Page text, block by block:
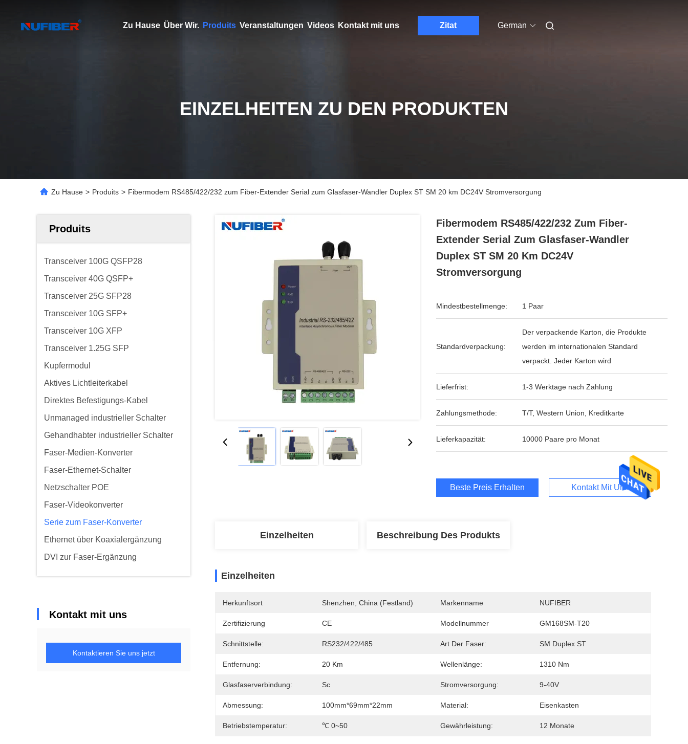
Zu Hause Über Wir. Produits Veranstaltungen Videos Kontakt mit uns Zitat German
EINZELHEITEN ZU DEN PRODUKTEN
Zu Hause > Produits > Fibermodem RS485/422/232 zum Fiber-Extender Serial zum Glasfaser-Wandler Duplex ST SM 20 km DC24V Stromversorgung
Produits
Transceiver 100G QSFP28
Transceiver 40G QSFP+
Transceiver 25G SFP28
Transceiver 10G SFP+
Transceiver 10G XFP
Transceiver 1.25G SFP
Kupfermodul
Aktives Lichtleiterkabel
Direktes Befestigungs-Kabel
Unmanaged industrieller Schalter
Gehandhabter industrieller Schalter
Faser-Medien-Konverter
Faser-Ethernet-Schalter
Netzschalter POE
Faser-Videokonverter
Serie zum Faser-Konverter
Ethernet über Koaxialergänzung
DVI zur Faser-Ergänzung
Kontakt mit uns
Kontaktieren Sie uns jetzt
Fibermodem RS485/422/232 Zum Fiber-
Extender Serial Zum Glasfaser-Wandler
Duplex ST SM 20 Km DC24V
Stromversorgung
Mindestbestellmenge: 1 Paar
Standardverpackung:
Der verpackende Karton, die Produkte
werden im internationalen Standard
verpackt. Jeder Karton wird
Lieferfrist: 1-3 Werktage nach Zahlung
Zahlungsmethode: T/T, Western Union, Kreditkarte
Lieferkapazität: 10000 Paare pro Monat
Beste Preis Erhalten Kontakt Mit Uns
Einzelheiten Beschreibung Des Produkts
Einzelheiten
Herkunftsort Shenzhen, China (Festland) Markenname NUFIBER
Zertifizierung CE Modellnummer GM168SM-T20
Schnittstelle: RS232/422/485 Art Der Faser: SM Duplex ST
Entfernung: 20 Km Wellenlänge: 1310 Nm
Glasfaserverbindung: Sc Stromversorgung: 9-40V
Abmessung: 100mm*69mm*22mm Material: Eisenkasten
Betriebstemperatur: ℃ 0~50 Gewährleistung: 12 Monate